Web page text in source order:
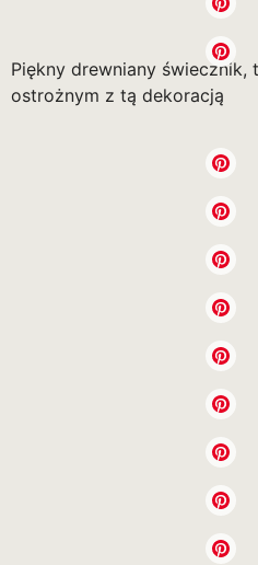
Piękny drewniany
ostrożnym z tą dekoracją